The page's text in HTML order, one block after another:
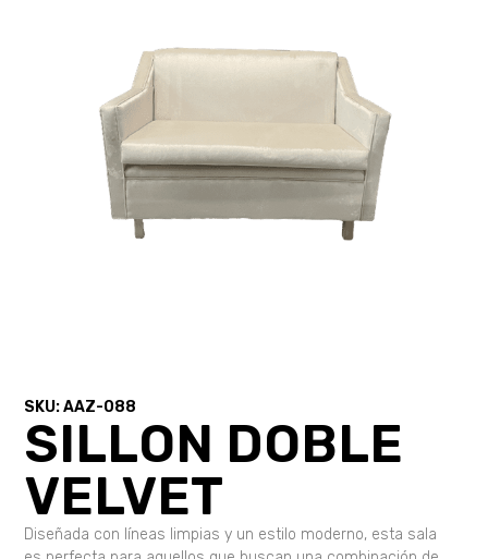
SKU: AAZ-088
SILLON DOBLE
VELVET
Diseñada con líneas limpias y un estilo moderno, esta sala